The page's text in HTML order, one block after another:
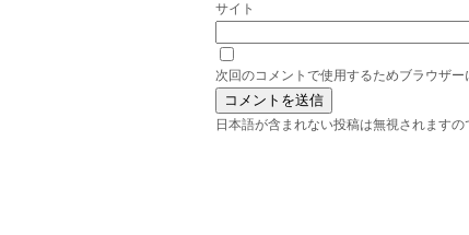
サイト
次回のコメントで使用するためブラウザ
日本語が含まれない投稿は無視されますの